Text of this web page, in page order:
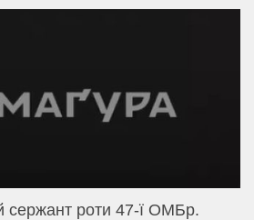
сержант роти 47-ї ОМБр.